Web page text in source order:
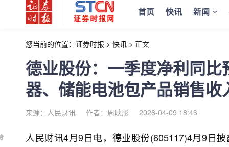
首页 快讯 新闻
您当前的位置： 证券时报 > 快讯 > 正文
德业股份：一季度净利同
器、储能电池包产品销售收
来源：人民财讯 作者：周映彤 2026-04-09 18:46
人民财讯4月9日电， 德业股份(605117)4月9日